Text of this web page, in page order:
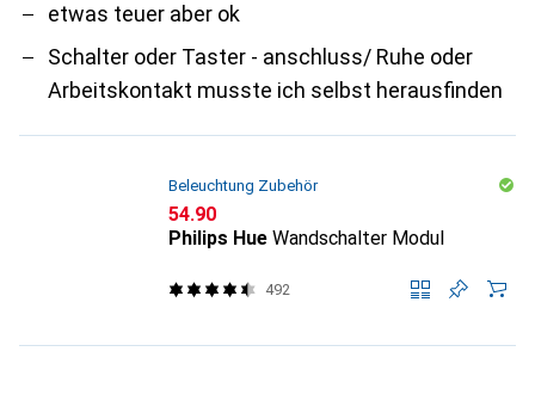
etwas teuer aber ok
Schalter oder Taster - anschluss/ Ruhe oder
Arbeitskontakt musste ich selbst herausfinden
Beleuchtung Zubehör
CHF
54.90
Philips Hue Wandschalter Modul
492